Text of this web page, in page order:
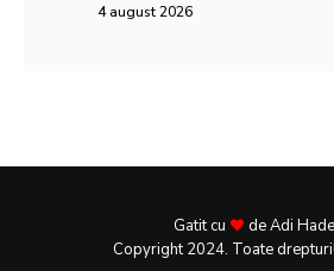
4 august 2026
Gatit cu
de Adi
Copyright 2024. Toate